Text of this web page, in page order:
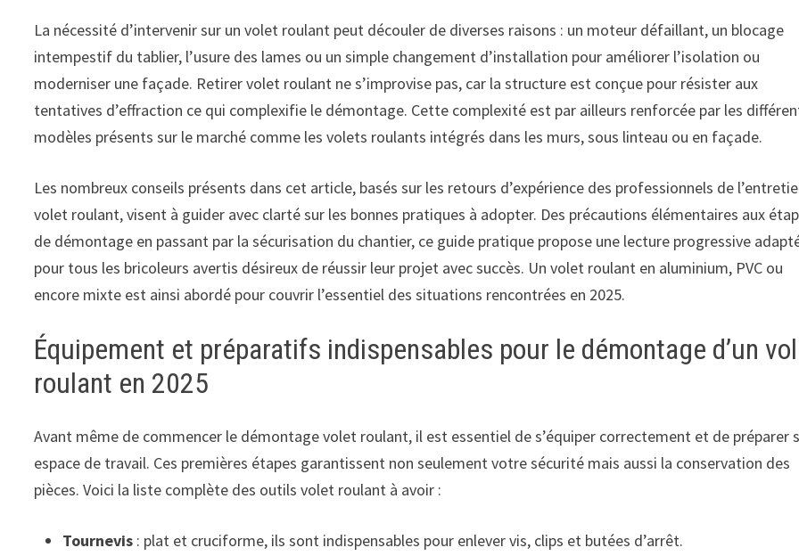
La nécessité d’intervenir sur un volet roulant peut découler de diverses raisons : un moteur défaillant, un blocage
intempestif du tablier, l’usure des lames ou un simple changement d’installation pour améliorer l’isolation ou
moderniser une façade. Retirer volet roulant ne s’improvise pas, car la structure est conçue pour résister aux
tentatives d’effraction ce qui complexifie le démontage. Cette complexité est par ailleurs renforcée par les
modèles présents sur le marché comme les volets roulants intégrés dans les murs, sous linteau ou en façade.
Les nombreux conseils présents dans cet article, basés sur les retours d’expérience des professionnels de
volet roulant, visent à guider avec clarté sur les bonnes pratiques à adopter. Des précautions élémentaires aux
de démontage en passant par la sécurisation du chantier, ce guide pratique propose une lecture progressive
pour tous les bricoleurs avertis désireux de réussir leur projet avec succès. Un volet roulant en aluminium, PVC ou
encore mixte est ainsi abordé pour couvrir l’essentiel des situations rencontrées en 2025.
Équipement et préparatifs indispensables pour le démontage d’un
roulant en 2025
Avant même de commencer le démontage volet roulant, il est essentiel de s’équiper correctement et de préparer
espace de travail. Ces premières étapes garantissent non seulement votre sécurité mais aussi la conservation des
pièces. Voici la liste complète des outils volet roulant à avoir :
Tournevis : plat et cruciforme, ils sont indispensables pour enlever vis, clips et butées d’arrêt.